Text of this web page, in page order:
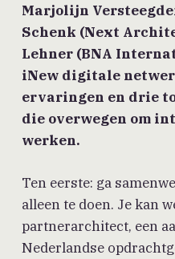
Marjolijn
Schenk (Next
Lehner (BNA
iNew digitale
ervaringen en drie
die overwegen om
werken.
Ten eerste: ga
alleen te doen. Je kan
partnerarchitect, een
Nederlandse